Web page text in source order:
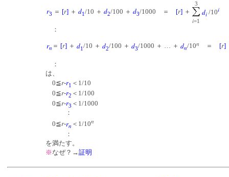
3
di /10i
r3 ＝ [r] ＋ d1/10 ＋ d2/100 ＋ d3/1000 ＝ [r] ＋
i=1
：
rn ＝ [r] ＋ d1/10 ＋ d2/100 ＋ d3/1000 ＋ … ＋ dn/10n ＝ [r]
：
は、
0≦r-r1 ＜1/10
0≦r-r2 ＜1/100
0≦r-r3 ＜1/1000
：
0≦r-rn ＜1/10n
：
を満たす。
※ なぜ？→証明